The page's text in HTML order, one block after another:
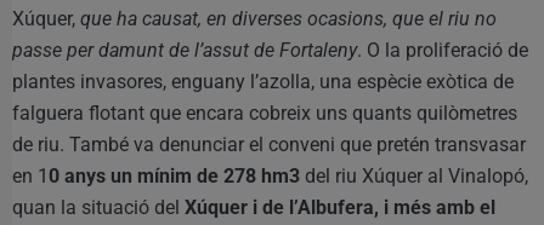
Xúquer, que ha causat, en diverses ocasions, que el riu no
passe per damunt de l’assut de Fortaleny. O la proliferació de
plantes invasores, enguany l’azolla, una espècie exòtica de
falguera flotant que encara cobreix uns quants quilòmetres
de riu. També va denunciar el conveni que pretén transvasar
en 10 anys un mínim de 278 hm3 del riu Xúquer al Vinalopó,
quan la situació del Xúquer i de l’Albufera, i més amb el